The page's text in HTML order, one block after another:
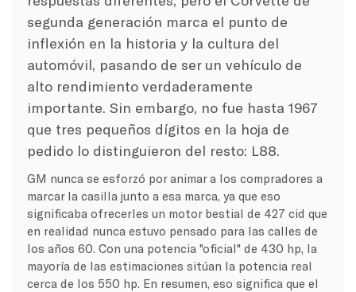
segunda generación marca el punto de
inflexión en la historia y la cultura del
automóvil, pasando de ser un vehículo de
alto rendimiento verdaderamente
importante. Sin embargo, no fue hasta 1967
que tres pequeños dígitos en la hoja de
pedido lo distinguieron del resto: L88.
GM nunca se esforzó por animar a los compradores a
marcar la casilla junto a esa marca, ya que eso
significaba ofrecerles un motor bestial de 427 cid que
en realidad nunca estuvo pensado para las calles de
los años 60. Con una potencia "oficial" de 430 hp, la
mayoría de las estimaciones sitúan la potencia real
cerca de los 550 hp. En resumen, eso significa que el